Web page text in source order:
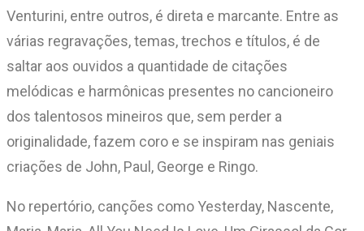
Venturini, entre outros, é direta e marcante. Entre as
várias regravações, temas, trechos e títulos, é de
saltar aos ouvidos a quantidade de citações
melódicas e harmônicas presentes no cancioneiro
dos talentosos mineiros que, sem perder a
originalidade, fazem coro e se inspiram nas geniais
criações de John, Paul, George e Ringo.
No repertório, canções como Yesterday, Nascente,